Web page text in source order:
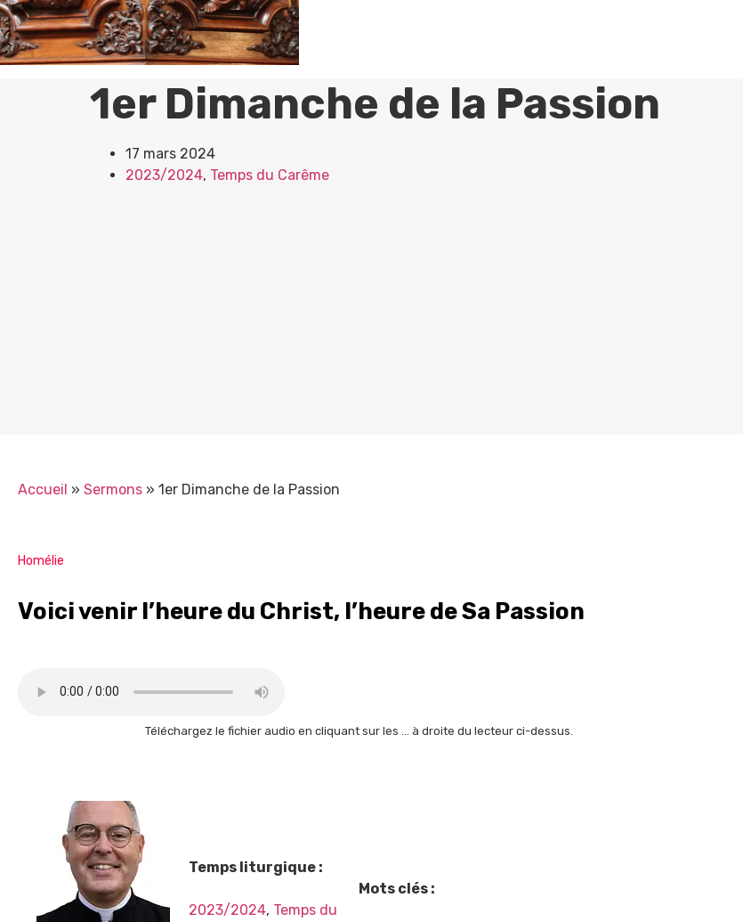
1er Dimanche de la Passion
17 mars 2024
2023/2024, Temps du Carême
Accueil » Sermons » 1er Dimanche de la Passion
Homélie
Voici venir l’heure du Christ, l’heure de Sa Passion
Téléchargez le fichier audio en cliquant sur les … à droite du lecteur ci-dessus.
Temps liturgique :
2023/2024, Temps du
Mots clés :